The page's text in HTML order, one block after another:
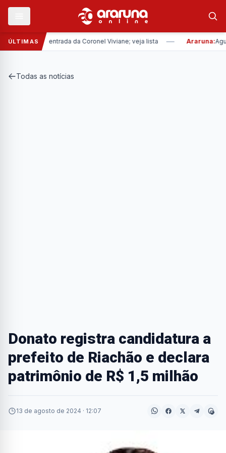
ÚLTIMAScom entrada da Coronel Viviane; veja lista — Araruna:
Todas as notícias
Donato registra candidatura a
prefeito de Riachão e declara
patrimônio de R$ 1,5 milhão
13 de agosto de 2024 · 12:07